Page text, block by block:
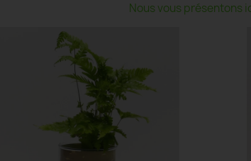
Nous vous présentons